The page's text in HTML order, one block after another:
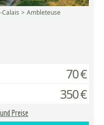
Calais
Ambleteuse
70 €
350 €
Preise